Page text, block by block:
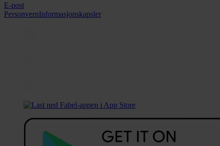
E-post
PersonvernInformasjonskapsler